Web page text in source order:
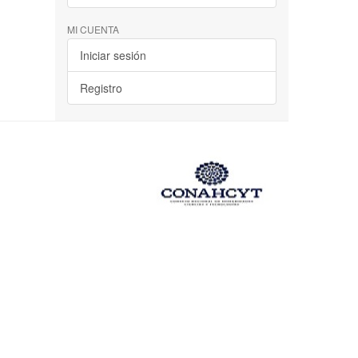
MI CUENTA
Iniciar sesión
Registro